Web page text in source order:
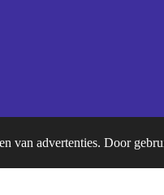
van advertenties. Door